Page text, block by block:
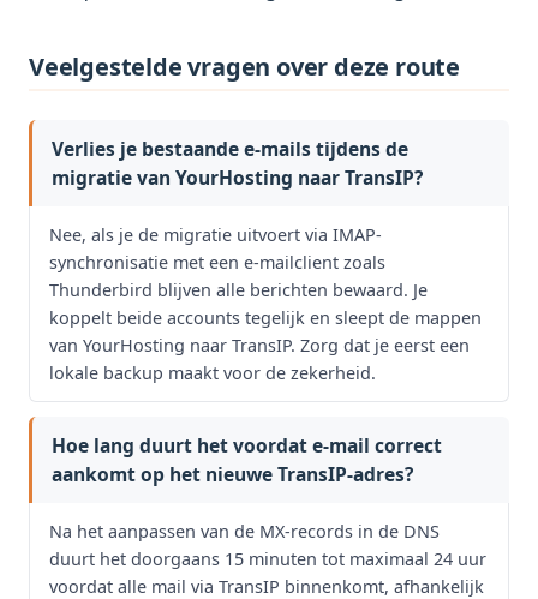
Veelgestelde vragen over deze route
Verlies je bestaande e-mails tijdens de
migratie van YourHosting naar TransIP?
Nee, als je de migratie uitvoert via IMAP-
synchronisatie met een e-mailclient zoals
Thunderbird blijven alle berichten bewaard. Je
koppelt beide accounts tegelijk en sleept de mappen
van YourHosting naar TransIP. Zorg dat je eerst een
lokale backup maakt voor de zekerheid.
Hoe lang duurt het voordat e-mail correct
aankomt op het nieuwe TransIP-adres?
Na het aanpassen van de MX-records in de DNS
duurt het doorgaans 15 minuten tot maximaal 24 uur
voordat alle mail via TransIP binnenkomt, afhankelijk